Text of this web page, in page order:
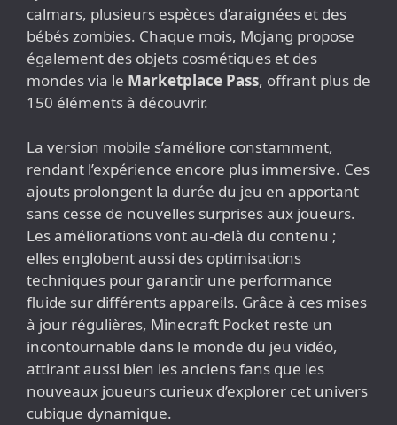
calmars, plusieurs espèces d’araignées et des
bébés zombies. Chaque mois, Mojang propose
également des objets cosmétiques et des
mondes via le Marketplace Pass, offrant plus de
150 éléments à découvrir.
La version mobile s’améliore constamment,
rendant l’expérience encore plus immersive. Ces
ajouts prolongent la durée du jeu en apportant
sans cesse de nouvelles surprises aux joueurs.
Les améliorations vont au-delà du contenu ;
elles englobent aussi des optimisations
techniques pour garantir une performance
fluide sur différents appareils. Grâce à ces mises
à jour régulières, Minecraft Pocket reste un
incontournable dans le monde du jeu vidéo,
attirant aussi bien les anciens fans que les
nouveaux joueurs curieux d’explorer cet univers
cubique dynamique.